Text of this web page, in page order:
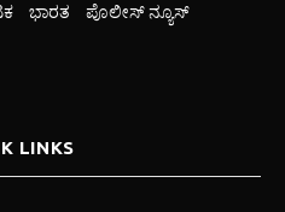
ಭಾರತ
ಪೊಲೀಸ್ ನ್ಯೂಸ್
LINKS